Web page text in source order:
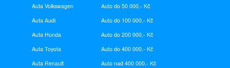
Auta Volkswagen
Auto do 50 000,- Kč
Auta Audi
Auto do 100 000,- Kč
Auta Honda
Auto do 200 000,- Kč
Auta Toyota
Auto do 400 000,- Kč
Auta Renault Auto nad 400 000,- Kč